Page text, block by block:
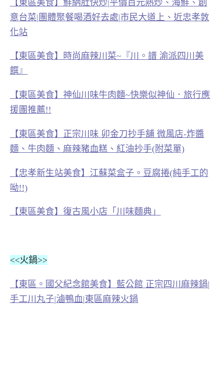
【東區美食】鮮納肚快炒|平價百元熱炒、海鮮、創
意台菜|團體聚餐喝酒好去處|市民大道上、近忠孝敦
化站
【東區美食】時尚麻辣川菜~『川。譜 渝派四川美
饌』
【東區美食】神仙川味牛肉麵~快樂似神仙．旅行應
援團推薦!!
【東區美食】正宗川味 卯金刀抄手舖 微風店-炸醬
麵、牛肉麵、麻辣豬血糕、紅油抄手(附菜單)
【忠孝新生站美食】江蘇菜盒子。豆腐捲(純手工的
呦!!)
【東區美食】復古風小店「川味麵典」
<<火鍋>>
【東區。國父紀念館美食】藍公館 正宗四川麻辣鍋|
手工川丸子|滷鴨血|東區麻辣火鍋